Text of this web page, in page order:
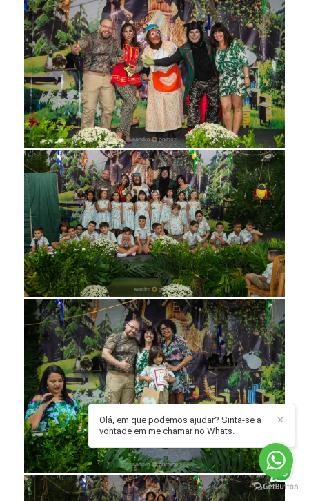
✕
Olá, em que podemos ajudar? Sinta-se a
vontade em me chamar no Whats.